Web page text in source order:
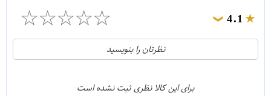
4.1
❯
☆
☆
☆
☆
☆
21
1
نظرتان را بنویسید
برای این کالا نظری ثبت نشده است